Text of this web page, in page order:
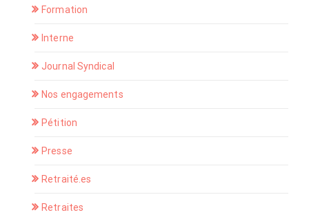
Formation
Interne
Journal Syndical
Nos engagements
Pétition
Presse
Retraité.es
Retraites